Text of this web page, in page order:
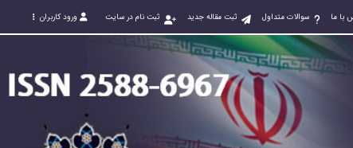
با ما سوالات متداول ثبت مقاله جدید ثبت نام در سایت ورود کاربران